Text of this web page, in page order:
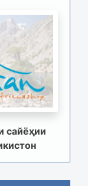
сайёҳии